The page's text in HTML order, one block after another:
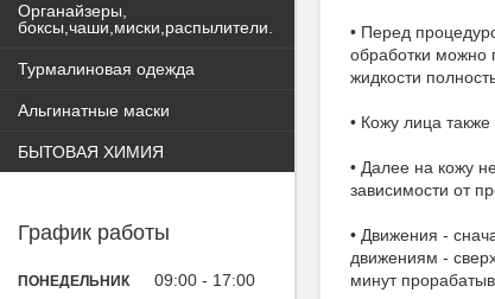
• Перед
обработки можно
жидкости
• Кожу лица
• Далее на кожу
зависимости от
• Движения -
движениям -
минут
Органайзеры,
боксы,чаши,миски,распылители.
Турмалиновая одежда
Альгинатные маски
БЫТОВАЯ ХИМИЯ
График работы
ПОНЕДЕЛЬНИК 09:00 17:00